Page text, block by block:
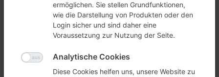
ermöglichen. Sie stellen Grundfunktionen,
wie die Darstellung von Produkten oder den
Login sicher und sind daher eine
Voraussetzung zur Nutzung der Seite.
Analytische Cookies
Diese Cookies helfen uns, unsere Website zu